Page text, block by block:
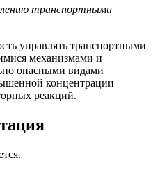
транспортными
управлять транспортными
механизмами и
опасными видами
концентрации
реакций.